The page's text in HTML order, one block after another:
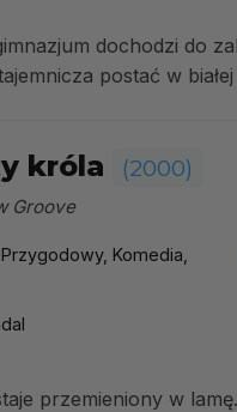
dochodzi do
postać w
króla (2000)
Groove
Komedia,
przemieniony w